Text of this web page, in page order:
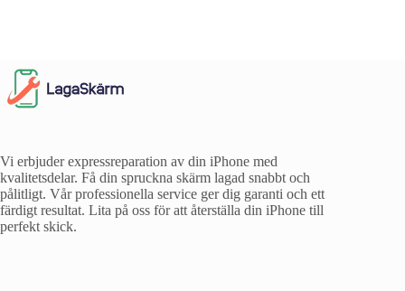
Vi erbjuder expressreparation av din iPhone med
kvalitetsdelar. Få din spruckna skärm lagad snabbt och
pålitligt. Vår professionella service ger dig garanti och ett
färdigt resultat. Lita på oss för att återställa din iPhone till
perfekt skick.